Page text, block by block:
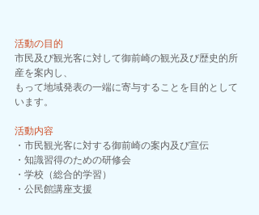
活動の目的
市民及び観光客に対して御前崎の観光及び歴史的所
産を案内し、
もって地域発表の一端に寄与することを目的として
います。
活動内容
・市民観光客に対する御前崎の案内及び宣伝
・知識習得のための研修会
・学校（総合的学習）
・公民館講座支援